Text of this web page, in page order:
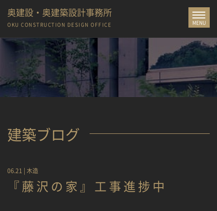
Toggle
MENU
奥建設・奥建築設計事務所
OKU CONSTRUCTION DESIGN OFFICE
建築ブログ
06.21 | 木造
『藤沢の家』工事進捗中